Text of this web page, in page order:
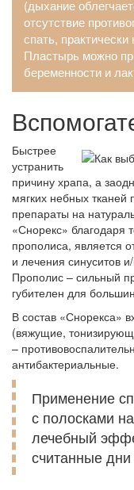
(дыхание
отсутствие
спать,
Пластырь можно
беременности и
Быстрее
устранить
причину храпа, а
мягких небных
препараты на
«Снорекс» благодаря
прополиса, является
и лечения синуситов
Прополис – сильный
губителен для
В состав «Снорекса»
(вяжущие,
–
антибактериальные.
Применение
с полосками
лечебный
считанные